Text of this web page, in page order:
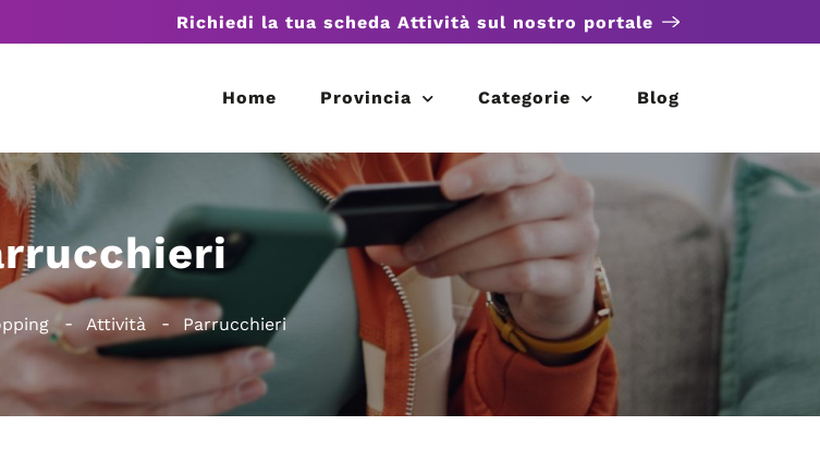
Richiedi la tua scheda Attività sul nostro portale
Home Provincia Categorie Blog
Attività Parrucchieri